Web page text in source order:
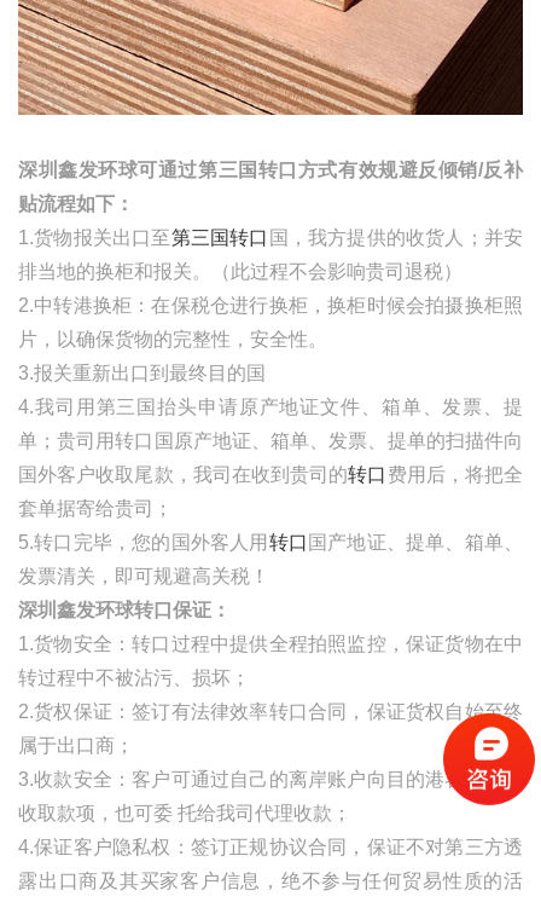
深圳鑫发环球可通过第三国转口方式有效规避反倾销/反补
贴流程如下：
1.货物报关出口至第三国转口 国，我方提供的收货人；并安
排当地的换柜和报关。（此过程不会影响贵司退税）
2.中转港换柜：在保税仓进行换柜，换柜时候会拍摄换柜照
片，以确保货物的完整性，安全性。
3.报关重新出口到最终目的国
4.我司用第三国抬头申请原产地证文件、箱单、发票、提
单；贵司用转口国原产地证、箱单、发票、提单的扫描件向
国外客户收取尾款，我司在收到贵司的转口 费用后，将把全
套单据寄给贵司；
5.转口完毕，您的国外客人用 转口 国产地证、提单 、箱单、
发票清关，即可规避高关税！
深圳鑫发环球转口保证：
1.货物安全：转口过程中提供全程拍照监控，保证货物在中
转过程中不被沾污、损坏；
2.货权保证：签订有法律效率转口合同，保证货权自始至终
属于出口商；
3.收款安全：客户可通过自己的离岸账户向目的港客人直接
收取款项，也可委 托给我司代理收款；
4.保证客户隐私权：签订正规协议合同，保证不对第三方透
露出口商及其买家客户信息，绝不参与任何贸易性质的活